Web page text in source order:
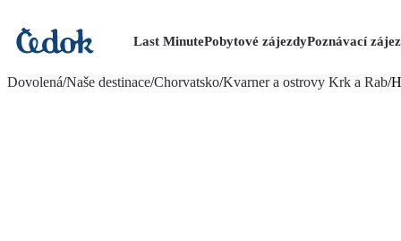
Last MinutePobytové zájezdyPoznávací
Dovolená/Naše destinace/Chorvatsko/Kvarner a ostrovy Krk a Rab/